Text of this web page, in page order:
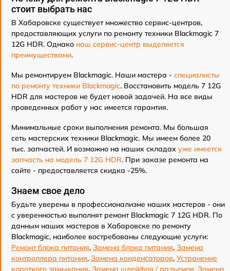
стоит выбрать нас
В Хабаровске существует множество сервис-центров,
предоставляющих услуги по ремонту техники Blackmagic 7
12G HDR. Однако наш сервис-центр выделяется
преимуществами.
Мы ремонтируем Blackmagic. Наши мастера - специалисты
по ремонту техники Blackmagic. Восстановить модель 7 12G
HDR для мастеров не будет новой задачей. На все виды
проведенных работ у нас имеется гарантия.
Минимальные сроки выполнения ремонта. Мы большая
сеть мастерских техники Blackmagic. Мы имеем более 20
тыс. запчастей. И возможно на наших складах уже имеется
запчасть на модель 7 12G HDR. При заказе ремонта на
сайте - предоставляется скидка -25%.
Знаем свое дело
Будьте уверены в профессионализме наших мастеров - они
с уверенностью выполнят ремонт Blackmagic 7 12G HDR. По
данным наших мастеров в Хабаровске по ремонту
Blackmagic, наиболее востребованы следующие услуги:
Ремонт блока питания, Замена блока питания, Замена
контроллера питания, Замена конденсаторов, Устранение
короткого замыкания, Замена шлейфов / разъемов, Замена